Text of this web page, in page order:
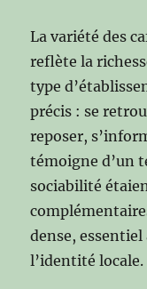
La variété des
reflète la
type
précis : se
reposer,
témoigne d’un
sociabilité
dense,
l’identité locale.